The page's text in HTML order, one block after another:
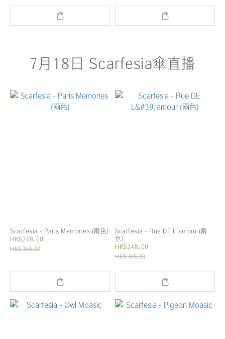
7月18日 Scarfesia傘直播
Scarfesia - Paris Memories (兩色)
HK$248.00
HK$368.00
Scarfesia - Rue DE L'amour (兩
色)
HK$248.00
HK$368.00